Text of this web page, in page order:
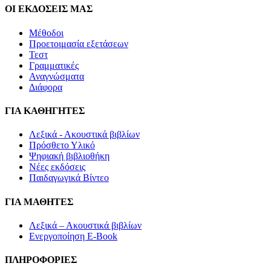
ΟΙ ΕΚΔΟΣΕΙΣ ΜΑΣ
Μέθοδοι
Προετοιμασία εξετάσεων
Τεστ
Γραμματικές
Αναγνώσματα
Διάφορα
ΓΙΑ ΚΑΘΗΓΗΤΕΣ
Λεξικά - Ακουστικά βιβλίων
Πρόσθετο Υλικό
Ψηφιακή βιβλιοθήκη
Νέες εκδόσεις
Παιδαγωγικά Βίντεο
ΓΙΑ ΜΑΘΗΤΕΣ
Λεξικά – Ακουστικά βιβλίων
Ενεργοποίηση E-Book
ΠΛΗΡΟΦΟΡΙΕΣ